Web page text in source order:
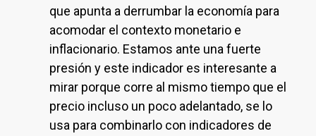
que apunta a derrumbar la economía para
acomodar el contexto monetario e
inflacionario. Estamos ante una fuerte
presión y este indicador es interesante a
mirar porque corre al mismo tiempo que el
precio incluso un poco adelantado, se lo
usa para combinarlo con indicadores de